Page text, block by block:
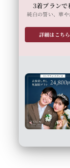
3着プランで
純白の誓い、華
詳細はこちら